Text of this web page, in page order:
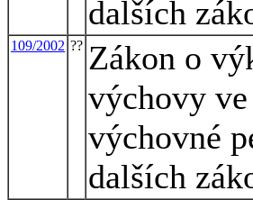
dalších
109/2002 ?? Zákon o
výchovy
výchovné
dalších